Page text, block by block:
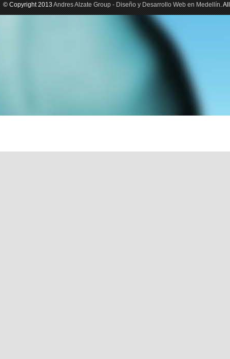
© Copyright 2013 Andres Alzate Group - Diseño y Desarrollo Web en Medellín.